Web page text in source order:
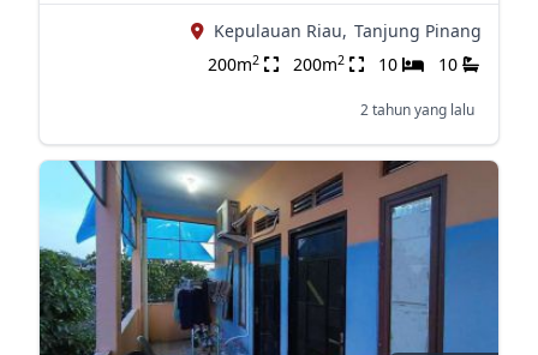
Kepulauan Riau, Tanjung Pinang
200m2 200m2 10 10
2 tahun yang lalu